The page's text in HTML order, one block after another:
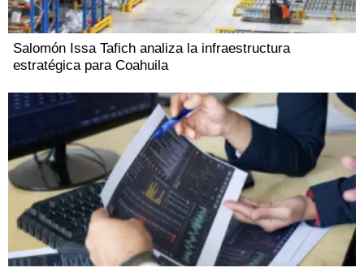
Salomón Issa Tafich analiza la infraestructura
estratégica para Coahuila